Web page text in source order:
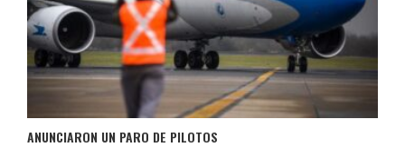
ANUNCIARON UN PARO DE PILOTOS